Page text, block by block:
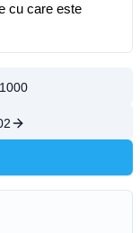
cu care este
1000